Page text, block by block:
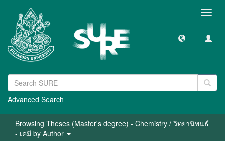
Advanced Search
Browsing Theses (Master's degree) - Chemistry / วิทยานิพนธ์
- เคมี by Author